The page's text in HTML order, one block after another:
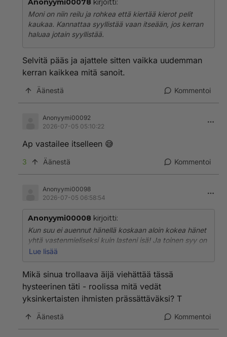
Anonyymi00078 kirjoitti:
Moni on niin reilu ja rohkea että kiertää kierot pelit
kaukaa. Kannattaa syyllistää vaan itseään, jos kerran
haluaa jotain syyllistää.
Selvitä pääs ja ajattele sitten vaikka uudemman
kerran kaikkea mitä sanoit.
Äänestä Kommentoi
Anonyymi00092
2026-07-05 05:10:22
Ap vastailee itselleen 😅
3 Äänestä Kommentoi
Anonyymi00098
2026-07-05 06:58:54
Anonyymi00008 kirjoitti:
Kun suu ei auennut hänellä koskaan aloin kokea hänet
yhtä vastenmieliseksi kuin lasteni isä! Ja toinen syy on
se, että pidän vain suunnilleen omaa ikäluokkaa
mitään stalkkerin kanssa!
Lue lisää
Mikä sinua trollaava äijä viehättää tässä
hysteerinen täti - roolissa mitä vedät
yksinkertaisten ihmisten prässättäväksi? T
Äänestä Kommentoi